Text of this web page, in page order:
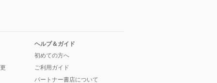
ヘルプ＆ガイド
初めての方へ
ご利用ガイド
パートナー書店について